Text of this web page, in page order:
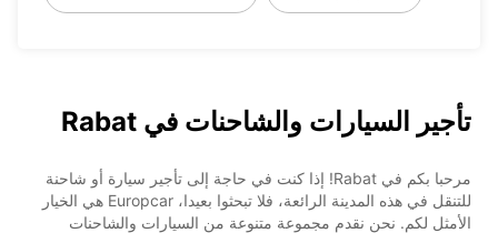
تأجير السيارات والشاحنات في Rabat
مرحبا بكم في Rabat! إذا كنت في حاجة إلى تأجير سيارة أو شاحنة
للتنقل في هذه المدينة الرائعة، فلا تبحثوا بعيدا، Europcar هي الخيار
الأمثل لكم. نحن نقدم مجموعة متنوعة من السيارات والشاحنات